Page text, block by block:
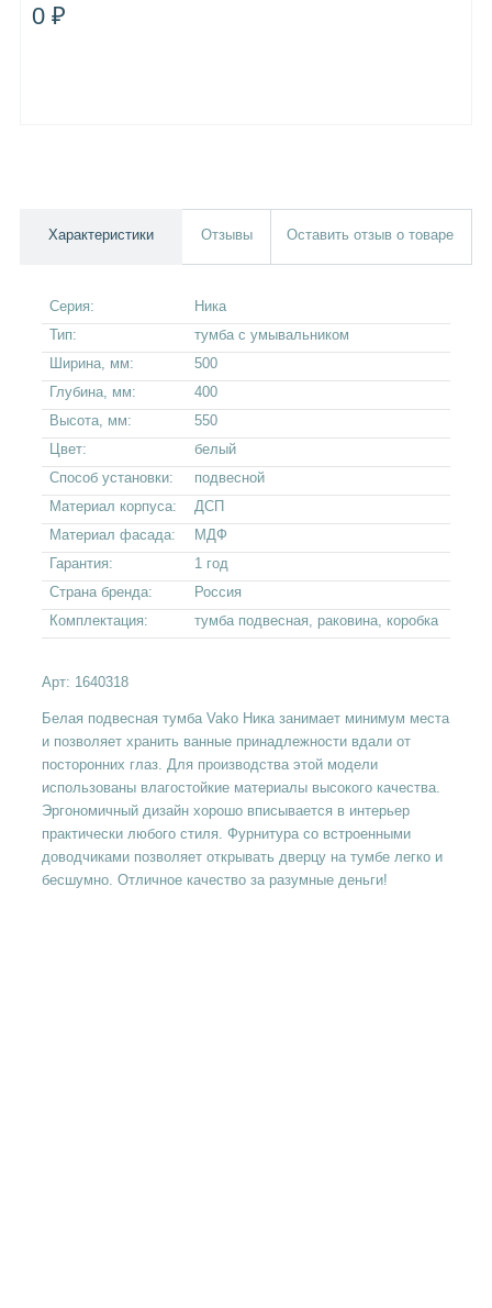
0 ₽
Характеристики Отзывы Оставить отзыв о товаре
Серия:
Ника
Тип:
тумба с умывальником
Ширина, мм:
500
Глубина, мм:
400
Высота, мм:
550
Цвет:
белый
Способ установки:
подвесной
Материал корпуса:
ДСП
Материал фасада:
МДФ
Гарантия:
1 год
Страна бренда:
Россия
Комплектация:
тумба подвесная, раковина, коробка
Арт: 1640318
Белая подвесная тумба Vako Ника занимает минимум места
и позволяет хранить ванные принадлежности вдали от
посторонних глаз. Для производства этой модели
использованы влагостойкие материалы высокого качества.
Эргономичный дизайн хорошо вписывается в интерьер
практически любого стиля. Фурнитура со встроенными
доводчиками позволяет открывать дверцу на тумбе легко и
бесшумно. Отличное качество за разумные деньги!